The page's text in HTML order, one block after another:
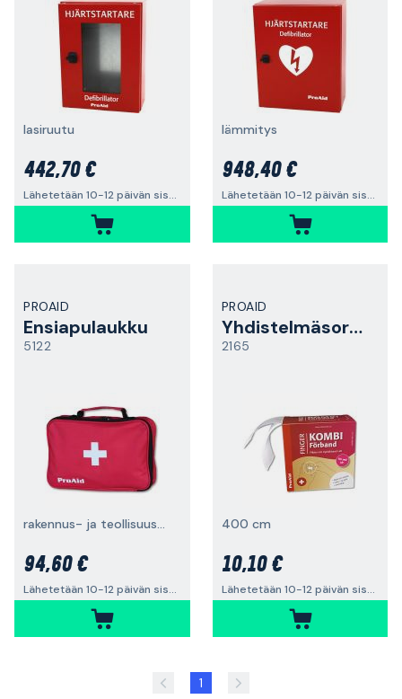
lasiruutu
442,70 €
Lähetetään 10-12 päivän sisällä
lämmitys
948,40 €
Lähetetään 10-12 päivän sisällä
PROAID
Ensiapulaukku
5122
rakennus- ja teollisuusalalle
94,60 €
Lähetetään 10-12 päivän sisällä
PROAID
Yhdistelmäsormiside
2165
400 cm
10,10 €
Lähetetään 10-12 päivän sisällä
1